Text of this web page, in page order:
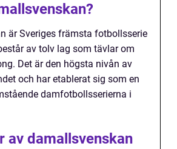
är Sveriges främsta fotbollsserie
av tolv lag som tävlar om
Det är den högsta nivån av
och har etablerat sig som en
damfotbollsserierna i
av damallsvenskan